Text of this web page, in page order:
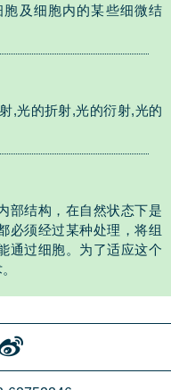
及细胞内的某些细微结
,光的折射,光的衍射,光的
部结构，在自然状态下是
必须经过某种处理，将组
通过细胞。为了适应这个